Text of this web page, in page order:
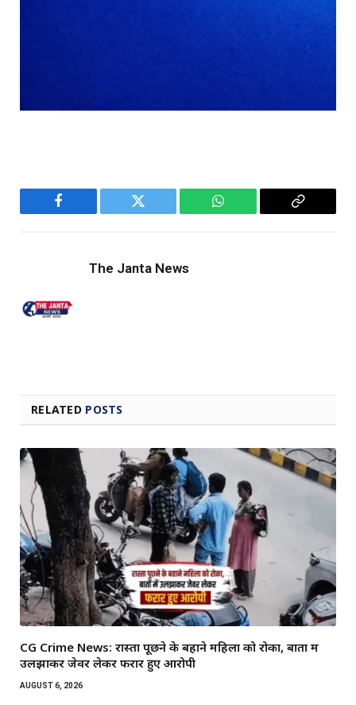
Facebook Twitter WhatsApp
Copy
The Janta News
RELATED POSTS
CG Crime News: रास्ता पूछने के बहाने महिला को रोका, बातों में
उलझाकर जेवर लेकर फरार हुए आरोपी
AUGUST 6, 2026